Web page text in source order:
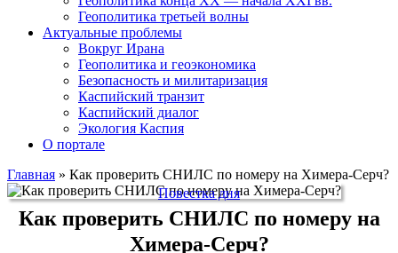
Геополитика третьей волны
Актуальные проблемы
Вокруг Ирана
Геополитика и геоэкономика
Безопасность и милитаризация
Каспийский транзит
Каспийский диалог
Экология Каспия
О портале
Главная » Как проверить СНИЛС по номеру на Химера-Серч?
Повестка дня
Как проверить СНИЛС по номеру на
Химера-Серч?